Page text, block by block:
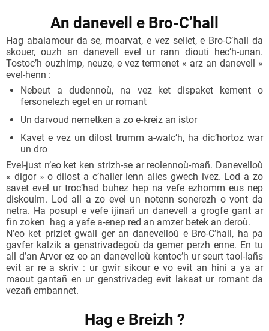
An danevell e Bro-C’hall
Hag abalamour da se, moarvat, e vez sellet, e Bro-C’hall da
skouer, ouzh an danevell evel ur rann diouti hec’h-unan.
Tostoc’h ouzhimp, neuze, e vez termenet « arz an danevell »
evel-henn :
Nebeut a dudennoù, na vez ket dispaket kement o
fersonelezh eget en ur romant
Un darvoud nemetken a zo e-kreiz an istor
Kavet e vez un dilost trumm a-walc’h, ha dic’hortoz war
un dro
Evel-just n’eo ket ken strizh-se ar reolennoù-mañ. Danevelloù
« digor » o dilost a c’haller lenn alies gwech ivez. Lod a zo
savet evel ur troc’had buhez hep na vefe ezhomm eus nep
diskoulm. Lod all a zo evel un notenn sonerezh o vont da
netra. Ha posupl e vefe ijinañ un danevell a grogfe gant ar
fin zoken hag a yafe a-enep red an amzer betek an deroù.
N’eo ket priziet gwall ger an danevelloù e Bro-C’hall, ha pa
gavfer kalzik a genstrivadegoù da gemer perzh enne. En tu
all d’an Arvor ez eo an danevelloù kentoc’h ur seurt taol-lañs
evit ar re a skriv : ur gwir sikour e vo evit an hini a ya ar
maout gantañ en ur genstrivadeg evit lakaat ur romant da
vezañ embannet.
Hag e Breizh ?